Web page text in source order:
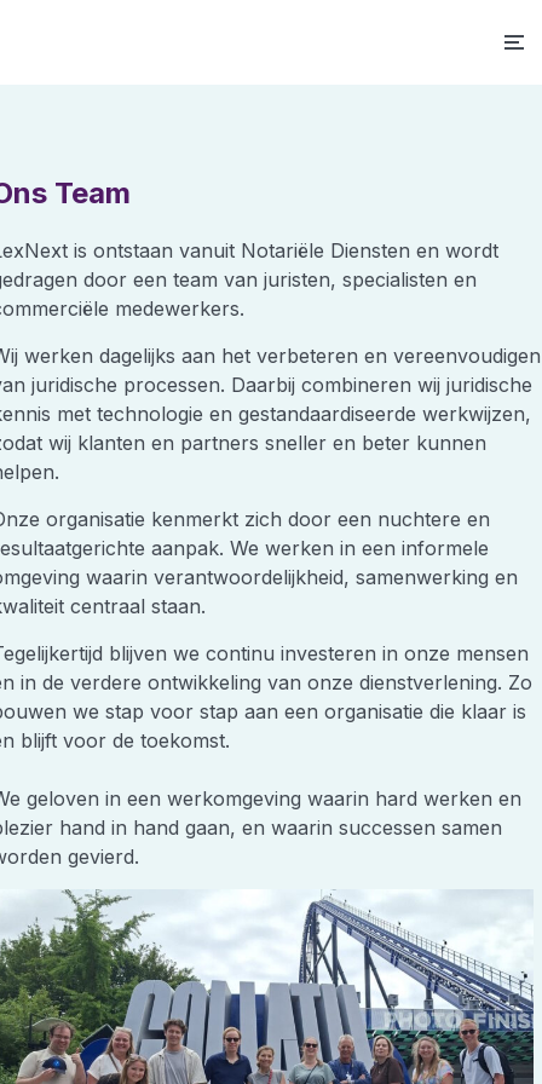
Team
is ontstaan vanuit Notariële Diensten en wordt
door een team van juristen, specialisten en
medewerkers.
werken dagelijks aan het verbeteren en vereenvoudigen
juridische processen. Daarbij combineren wij juridische
met technologie en gestandaardiseerde werkwijzen,
wij klanten en partners sneller en beter kunnen
organisatie kenmerkt zich door een nuchtere en
aanpak. We werken in een informele
waarin verantwoordelijkheid, samenwerking en
centraal staan.
blijven we continu investeren in onze mensen
in de verdere ontwikkeling van onze dienstverlening. Zo
we stap voor stap aan een organisatie die klaar is
blijft voor de toekomst.
geloven in een werkomgeving waarin hard werken en
hand in hand gaan, en waarin successen samen
gevierd.